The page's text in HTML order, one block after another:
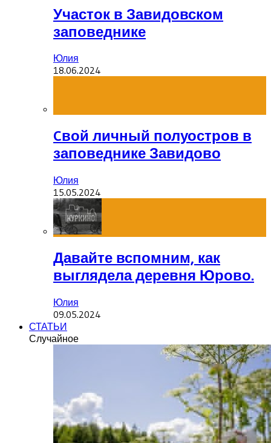
Участок в Завидовском
заповеднике
Юлия
18.06.2024
Cвой личный полуостров в
заповеднике Завидово
Юлия
15.05.2024
Давайте вспомним, как
выглядела деревня Юрово.
Юлия
09.05.2024
СТАТЬИ
Случайное